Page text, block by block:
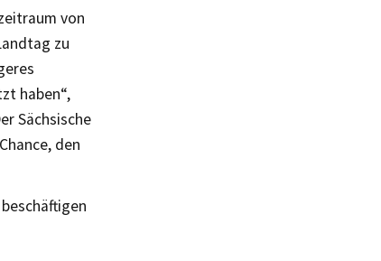
von
zu
haben“,
Sächsische
den